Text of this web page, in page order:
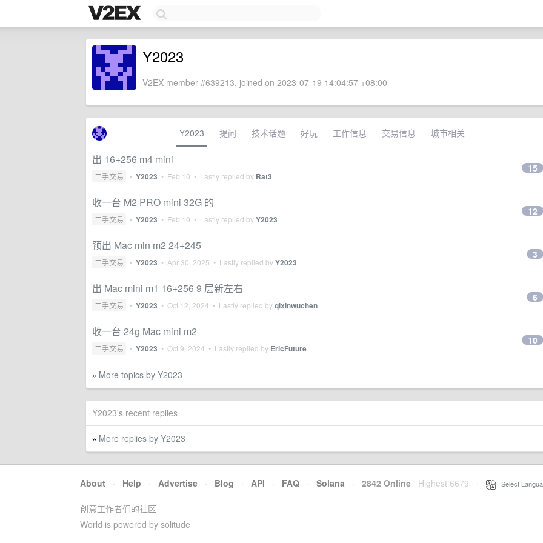
Y2023
V2EX member #639213, joined on 2023-07-19 14:04:57 +08:00
Y2023 提问 技术话题 好玩 工作信息 交易信息 城市相关
出 16+256 m4 mini
二手交易 • Y2023 • Feb 10 • Lastly replied by Rat3
15
收一台 M2 PRO mini 32G 的
二手交易 • Y2023 • Feb 10 • Lastly replied byY2023
12
预出 Mac min m2 24+245
二手交易 • Y2023 • Apr 30, 2025 • Lastly replied byY2023
3
出 Mac mini m1 16+256 9 层新左右
二手交易 • Y2023 • Oct 12, 2024 • Lastly replied byqixinwuchen
6
收一台 24g Mac mini m2
二手交易 • Y2023 • Oct 9, 2024 • Lastly replied by EricFuture
10
» More topics by Y2023
Y2023's recent replies
» More replies by Y2023
About · Help · Advertise · Blog · API · FAQ · Solana · 2842 Online Highest 6679 Select
创意工作者们的社区
World is powered by solitude